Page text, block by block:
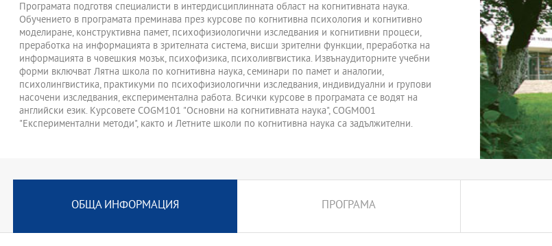
Програмата подготвя специалисти в интердисциплинната област на когнитивната наука.
Обучението в програмата преминава през курсове по когнитивна психология и когнитивно
моделиране, конструктивна памет, психофизиологични изследвания и когнитивни процеси,
преработка на информацията в зрителната система, висши зрителни функции, преработка на
информацията в човешкия мозък, психофизика, психоливгвистика. Извънаудиторните учебни
форми включват Лятна школа по когнитивна наука, семинари по памет и аналогии,
психолингвистика, практикуми по психофизиологични изследвания, индивидуални и групови
насочени изследвания, експериментална работа. Всички курсове в програмата се водят на
английски език. Курсовете COGM101 "Основни на когнитивната наука", COGM001
"Експериментални методи", както и Летните школи по когнитивна наука са задължителни.
ОБЩА ИНФОРМАЦИЯ ПРОГРАМА